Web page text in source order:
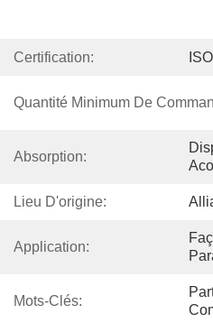
Certification: ISO
Quantité Minimum De
Absorption:
Lieu D'origine:
Application:
Mots-Clés: